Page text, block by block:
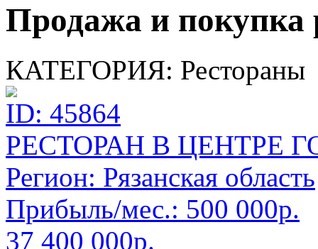
Продажа и покупка
КАТЕГОРИЯ: Рестораны
ID: 45864
РЕСТОРАН В ЦЕНТРЕ
Регион: Рязанская область
Прибыль/мес.: 500 000р.
37 400 000р.